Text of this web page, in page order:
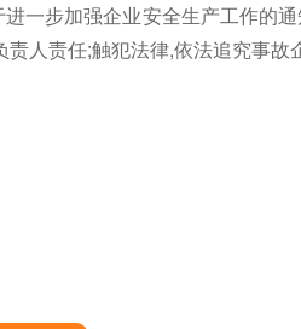
一步加强企业安全生产工作的
人责任;触犯法律,依法追究事故